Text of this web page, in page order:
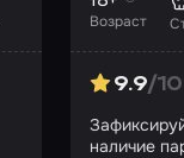
Возраст
9.9/10
наличие